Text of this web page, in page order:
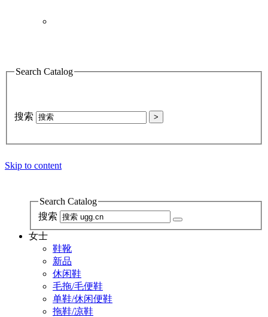
Search Catalog
搜索 >
Skip to content
Search Catalog
搜索
女士
鞋靴
新品
休闲鞋
毛拖/毛便鞋
单鞋/休闲便鞋
拖鞋/凉鞋